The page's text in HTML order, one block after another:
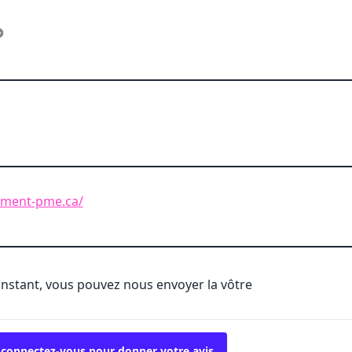
pme.ca/
vous pouvez nous envoyer la vôtre